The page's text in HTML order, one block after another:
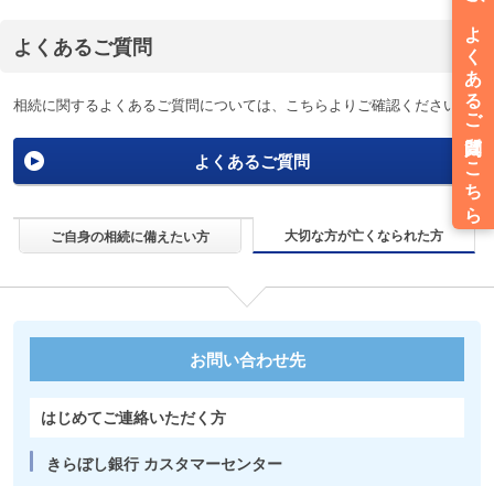
よくあるご質問
相続に関するよくあるご質問については、こちらよりご確認ください。
よくあるご質問
ご自身の相続に備えたい方 大切な方が亡くなられた方
お問い合わせ先
はじめてご連絡いただく方
きらぼし銀行 カスタマーセンター